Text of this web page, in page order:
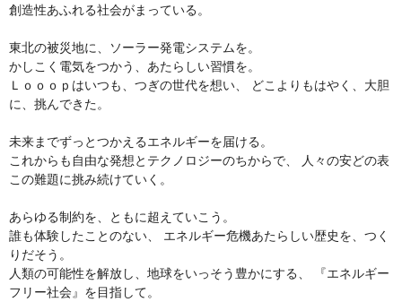
創造性あふれる社会がまっている。
東北の被災地に、ソーラー発電システムを。
かしこく電気をつかう、あたらしい習慣を。
Ｌｏｏｏｐはいつも、つぎの世代を想い、 どこよりもはやく、大胆
に、挑んできた。
未来までずっとつかえるエネルギーを届ける。
これからも自由な発想とテクノロジーのちからで、 人々の安どの表
この難題に挑み続けていく。
あらゆる制約を、ともに超えていこう。
誰も体験したことのない、 エネルギー危機あたらしい歴史を、つく
りだそう。
人類の可能性を解放し、地球をいっそう豊かにする、 『エネルギー
フリー社会』を目指して。